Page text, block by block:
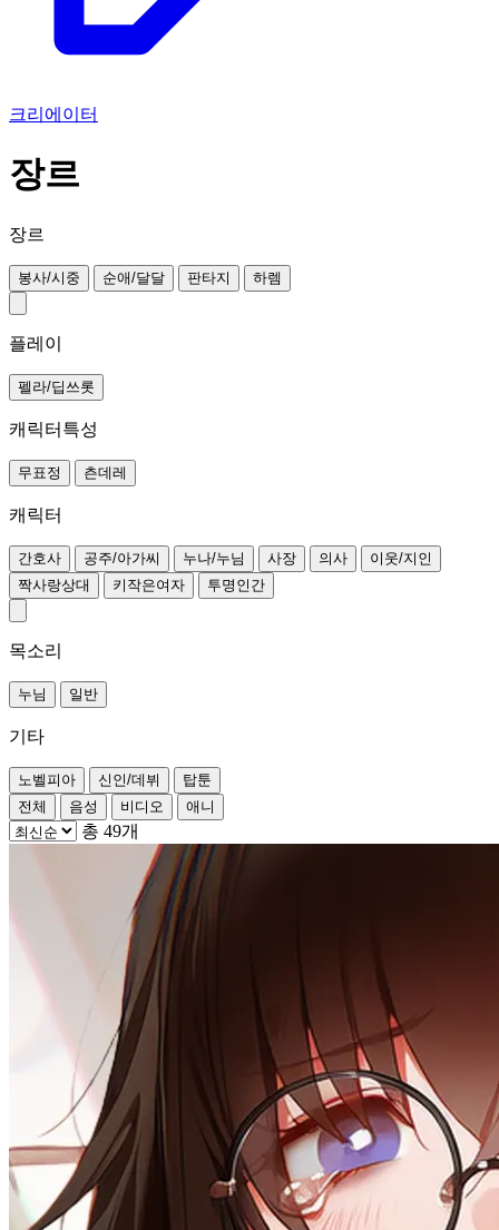
크리에이터
장르
장르
봉사/시중 순애/달달 판타지 하렘
플레이
펠라/딥쓰롯
캐릭터특성
무표정 츤데레
캐릭터
간호사 공주/아가씨 누나/누님 사장 의사
이웃/지인
짝사랑상대
키작은여자 투명인간
목소리
누님 일반
기타
노벨피아 신인/데뷔
탑툰
전체
음성 비디오 애니
총 49개